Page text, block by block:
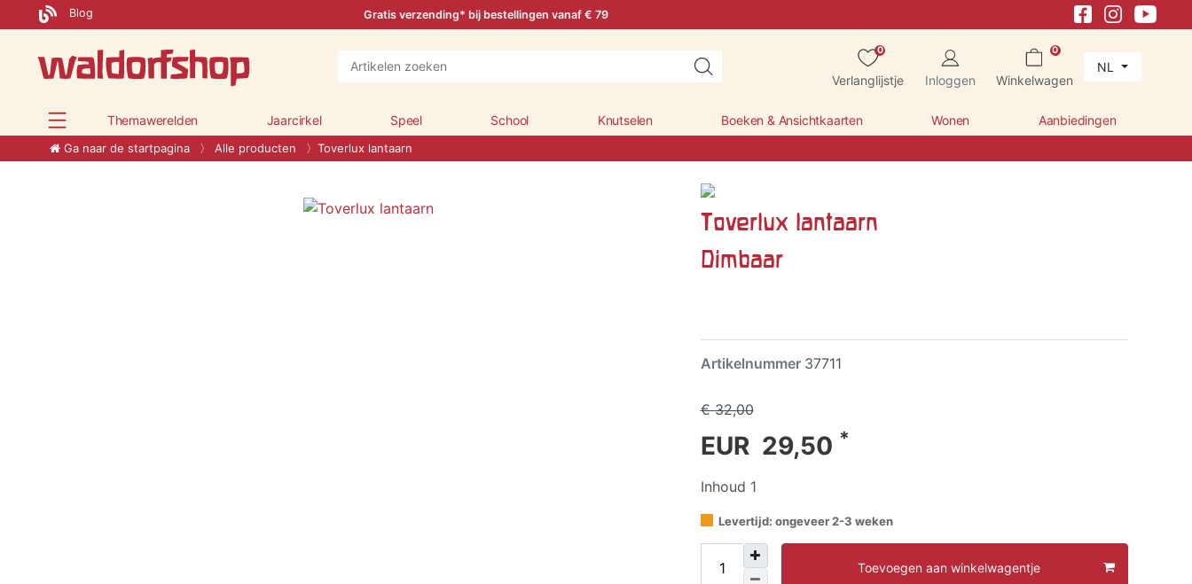
Blog Gratis verzending* bij bestellingen vanaf € 79
0
Verlanglijstje Inloggen
0
Winkelwagen
NL
Themawerelden Jaarcirkel Speel School Knutselen Boeken & Ansichtkaarten Wonen Aanbiedingen
Ga naar de startpagina Alle producten Toverlux lantaarn
Toverlux lantaarn
Dimbaar
Artikelnummer 37711
€ 32,00
EUR 29,50 *
Inhoud 1
Levertijd: ongeveer 2-3 weken
Toevoegen aan winkelwagentje